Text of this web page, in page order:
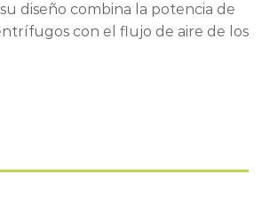
su diseño combina la potencia de
con el flujo de aire de los